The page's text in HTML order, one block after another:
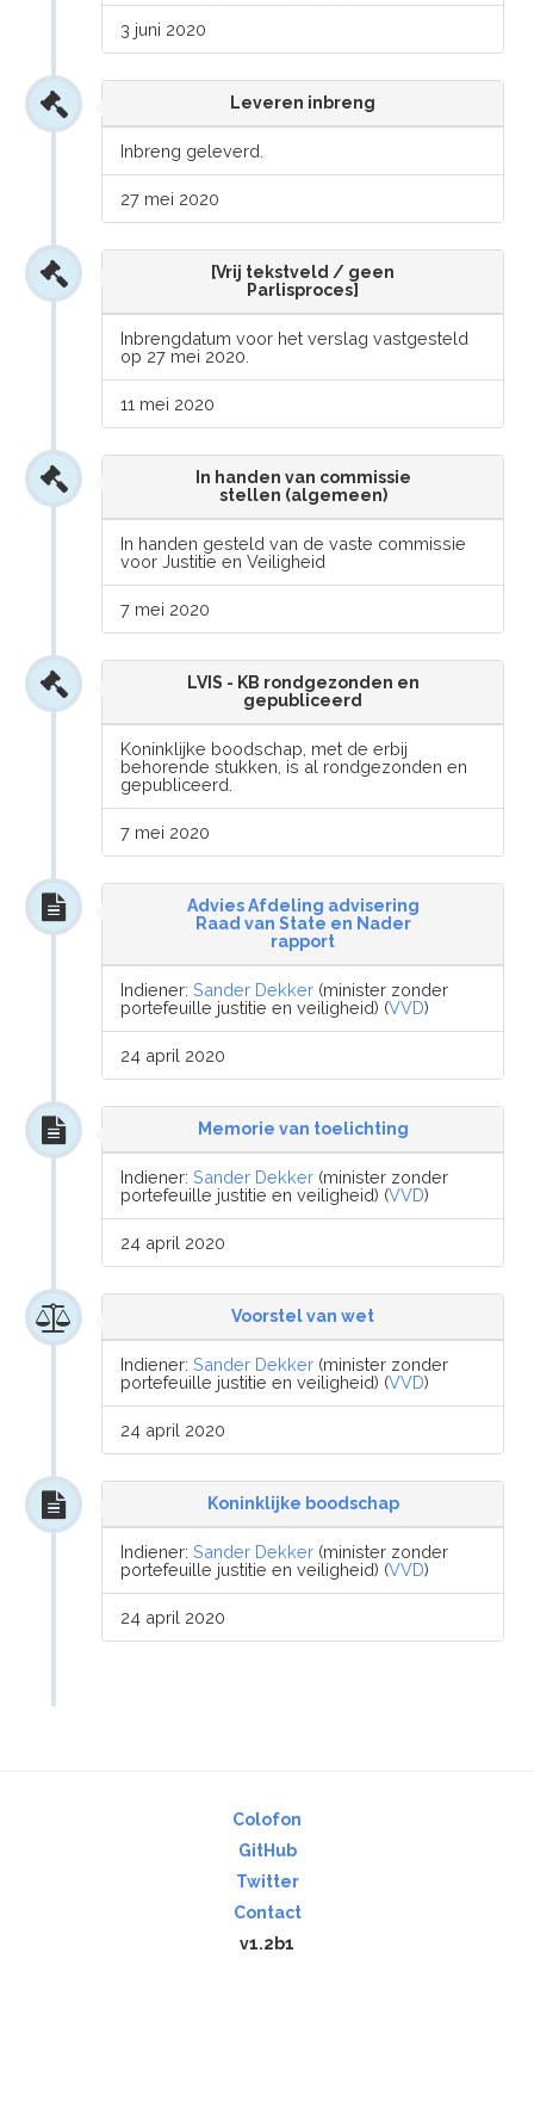
3 juni 2020
Leveren inbreng
Inbreng geleverd.
27 mei 2020
[Vrij tekstveld / geen
Parlisproces]
Inbrengdatum voor het verslag vastgesteld
op 27 mei 2020.
11 mei 2020
In handen van commissie
stellen (algemeen)
In handen gesteld van de vaste commissie
voor Justitie en Veiligheid
7 mei 2020
LVIS - KB rondgezonden en
gepubliceerd
Koninklijke boodschap, met de erbij
behorende stukken, is al rondgezonden en
gepubliceerd.
7 mei 2020
Advies Afdeling advisering
Raad van State en Nader
rapport
Indiener:Sander Dekker (minister zonder
portefeuille justitie en veiligheid) (VVD)
24 april 2020
Memorie van toelichting
Indiener:Sander Dekker (minister zonder
portefeuille justitie en veiligheid) (VVD)
24 april 2020
Voorstel van wet
Indiener:Sander Dekker (minister zonder
portefeuille justitie en veiligheid) (VVD)
24 april 2020
Koninklijke boodschap
Indiener:Sander Dekker (minister zonder
portefeuille justitie en veiligheid) (VVD)
24 april 2020
Colofon
GitHub
Twitter
Contact
v1.2b1